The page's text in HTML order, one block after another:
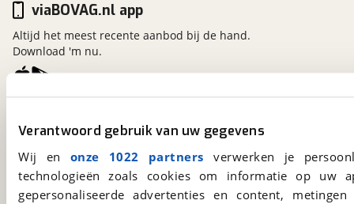
Verantwoord gebruik van uw gegevens
Wij en onze 1022 partners verwerken je
technologieën zoals cookies om informatie op
gepersonaliseerde advertenties en content,
Kosterijland15
Een initiatief van
BOVAG
viaBOVAG.nl app
Altijd het meest recente aanbod bij de hand.
Download 'm nu.